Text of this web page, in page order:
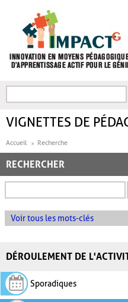
FORMULAIRE DE
VIGNETTES DE
Accueil Recherche
RECHERCHER
Voir tous les mots-clés
DÉROULEMENT DE
Sporadiques